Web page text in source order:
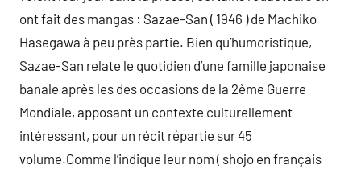
ont fait des mangas : Sazae-San ( 1946 ) de Machiko
Hasegawa à peu près partie. Bien qu’humoristique,
Sazae-San relate le quotidien d’une famille japonaise
banale après les des occasions de la 2ème Guerre
Mondiale, apposant un contexte culturellement
intéressant, pour un récit répartie sur 45
volume.Comme l’indique leur nom ( shojo en français